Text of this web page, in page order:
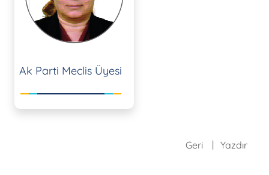
Ak Parti Meclis Üyesi
Geri Yazdır